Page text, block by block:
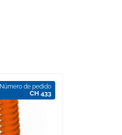
Número de pedido
CH 433